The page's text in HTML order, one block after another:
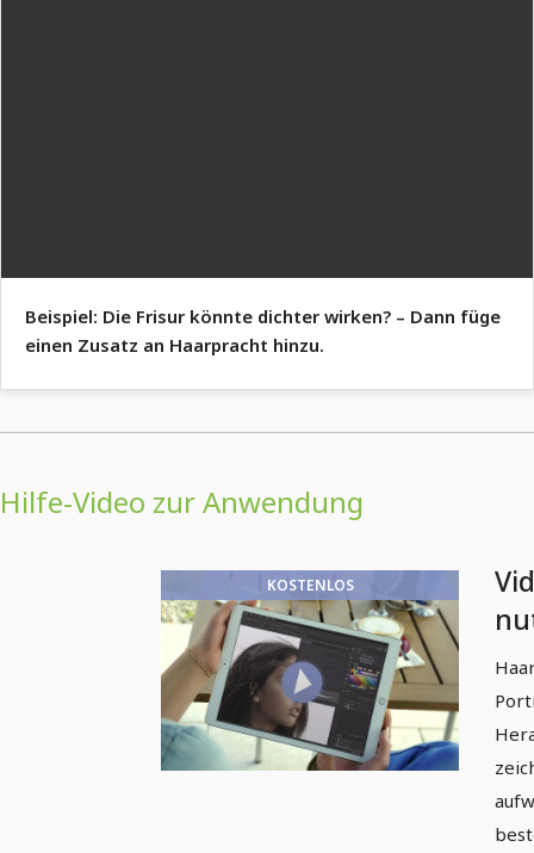
Beispiel: Die Frisur könnte dichter wirken? – Dann füge
einen Zusatz an Haarpracht hinzu.
Hilfe-Video zur Anwendung
KOSTENLOS
in